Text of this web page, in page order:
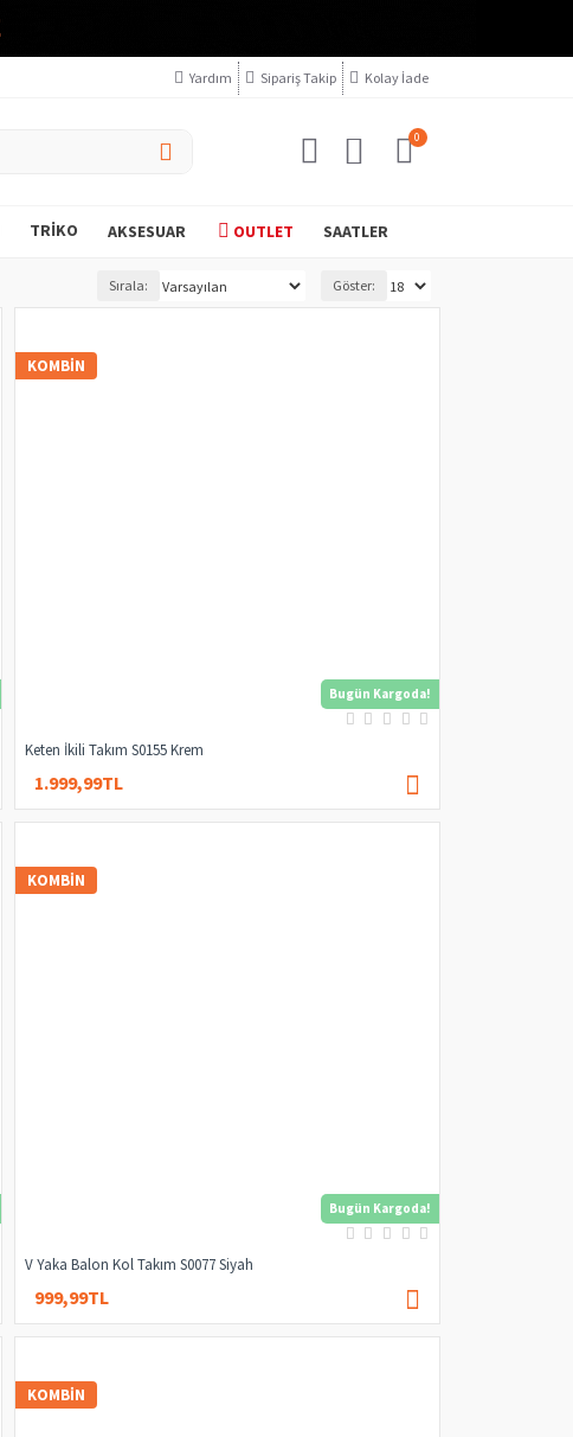
Yardım Sipariş Takip Kolay İade
0
TRIKO AKSESUAR OUTLET SAATLER
Sırala: Göster:
Bugün Kargoda!
KOMBIN
Keten İkili Takım S0155 Krem
1.999,99TL
Bugün Kargoda!
KOMBIN
V Yaka Balon Kol Takım S0077 Siyah
999,99TL
KOMBIN